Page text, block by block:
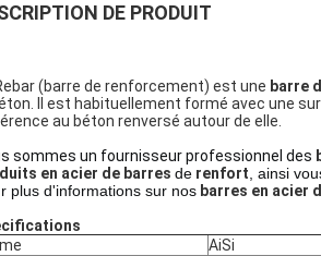
DE PRODUIT
(barre de renforcement) est une barre
Il est habituellement formé avec une
au béton renversé autour de elle.
sommes un fournisseur professionnel des
en acier de barres de renfort , ainsi
plus d'informations sur nos barres en acier
AiSi